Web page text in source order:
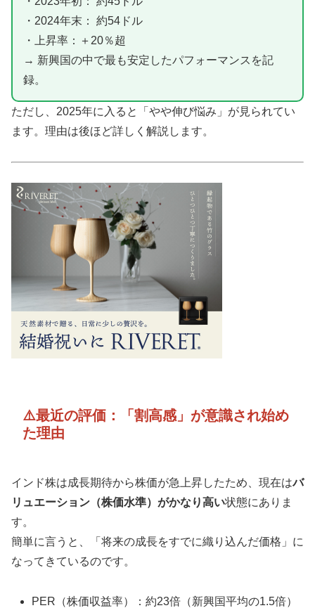
・2024年末： 約54ドル
・上昇率：＋20％超
→ 新興国の中で最も安定したパフォーマンスを記
録。
ただし、2025年に入ると「やや伸び悩み」が見られてい
ます。理由は後ほど詳しく解説します。
⚠️最近の評価：「割高感」が意識され始め
た理由
インド株は成長期待から株価が急上昇したため、現在はバ
リュエーション（株価水準）がかなり高い状態にありま
す。
簡単に言うと、「将来の成長をすでに織り込んだ価格」に
なってきているのです。
PER（株価収益率）：約23倍（新興国平均の1.5倍）